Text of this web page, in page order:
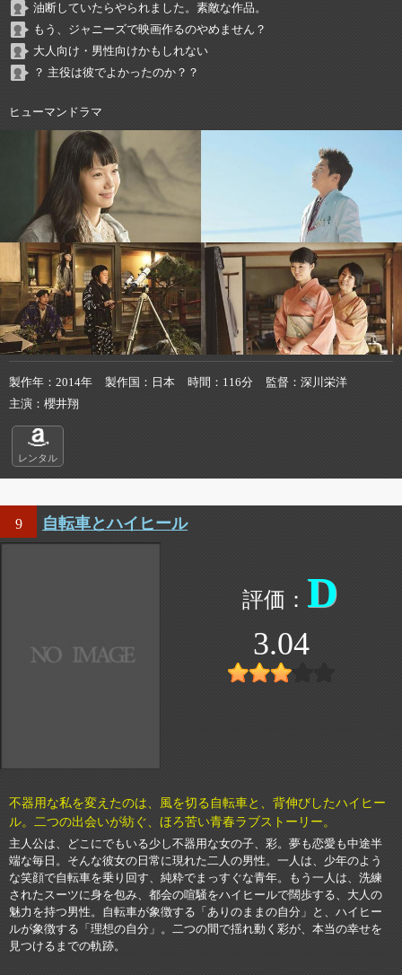
油断していたらやられました。素敵な作品。
もう、ジャニーズで映画作るのやめません？
大人向け・男性向けかもしれない
？ 主役は彼でよかったのか？？
ヒューマンドラマ
製作年 2014年 製作国 日本 時間 116分 監督
深川栄洋
主演
櫻井翔
レンタル
9 自転車とハイヒール
D
3.04
不器用な私を変えたのは、風を切る自転車と、背伸びしたハイヒー
ル。二つの出会いが紡ぐ、ほろ苦い青春ラブストーリー。
主人公は、どこにでもいる少し不器用な女の子、彩。夢も恋愛も中途半
端な毎日。そんな彼女の日常に現れた二人の男性。一人は、少年のよう
な笑顔で自転車を乗り回す、純粋でまっすぐな青年。もう一人は、洗練
されたスーツに身を包み、都会の喧騒をハイヒールで闊歩する、大人の
魅力を持つ男性。自転車が象徴する「ありのままの自分」と、ハイヒー
ルが象徴する「理想の自分」。二つの間で揺れ動く彩が、本当の幸せを
見つけるまでの軌跡。